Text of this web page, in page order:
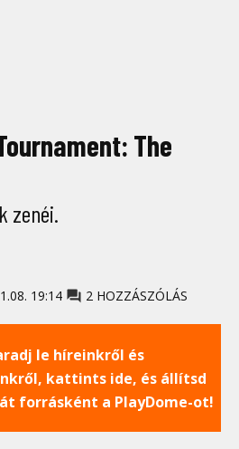
The
zenéi.
19:14 2 HOZZÁSZÓLÁS
le híreinkről és
kattints ide, és állítsd
forrásként a PlayDome-ot!